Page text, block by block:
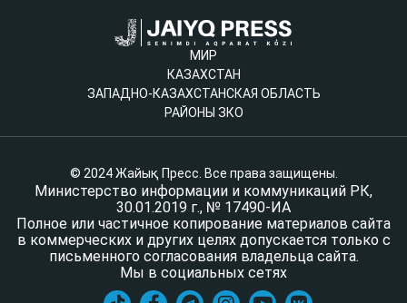
МИР
КАЗАХСТАН
ЗАПАДНО-КАЗАХСТАНСКАЯ ОБЛАСТЬ
РАЙОНЫ ЗКО
© 2024 Жайық Пресс. Все права защищены.
Министерство информации и коммуникаций РК,
30.01.2019 г., № 17490-ИА
Полное или частичное копирование материалов сайта
в коммерческих и других целях допускается только с
письменного согласования владельца сайта.
Мы в социальных сетях